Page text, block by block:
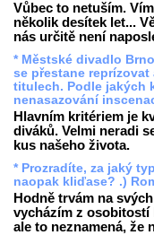
Vůbec to netuším.
několik desítek let...
nás určitě není
* Městské divadlo
se přestane
titulech. Podle jakých
nenasazování
Hlavním kritériem je
diváků. Velmi neradi
kus našeho života.
* Prozradíte, za jaký
naopak kliďase? .)
Hodně trvám na
vycházím z osobitostí
ale to neznamená, že